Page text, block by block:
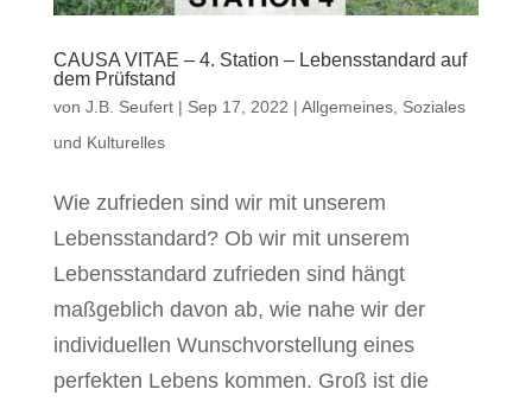
CAUSA VITAE – 4. Station – Lebensstandard auf
dem Prüfstand
von J.B. Seufert| Sep 17, 2022 | Allgemeines, Soziales
und Kulturelles
Wie zufrieden sind wir mit unserem
Lebensstandard? Ob wir mit unserem
Lebensstandard zufrieden sind hängt
maßgeblich davon ab, wie nahe wir der
individuellen Wunschvorstellung eines
perfekten Lebens kommen. Groß ist die